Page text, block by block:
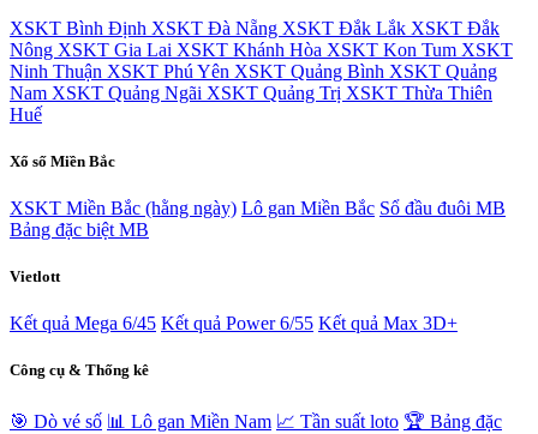
XSKT Bình Định XSKT Đà Nẵng XSKT Đắk Lắk XSKT Đắk
Nông XSKT Gia Lai XSKT Khánh Hòa XSKT Kon Tum XSKT
Ninh Thuận XSKT Phú Yên XSKT Quảng Bình XSKT Quảng
Nam XSKT Quảng Ngãi XSKT Quảng Trị XSKT Thừa Thiên
Huế
Xổ số Miền Bắc
XSKT Miền Bắc (hằng ngày) Lô gan Miền Bắc Sổ đầu đuôi MB
Bảng đặc biệt MB
Vietlott
Kết quả Mega 6/45 Kết quả Power 6/55 Kết quả Max 3D+
Công cụ & Thống kê
🎯 Dò vé số 📊 Lô gan Miền Nam 📈 Tần suất loto 🏆 Bảng đặc